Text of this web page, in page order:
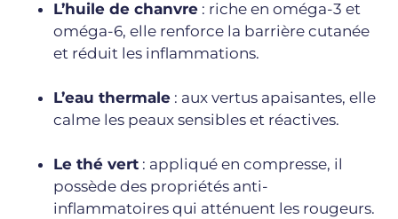
L’huile de chanvre : riche en oméga-3 et
oméga-6, elle renforce la barrière cutanée
et réduit les inflammations.
L’eau thermale : aux vertus apaisantes, elle
calme les peaux sensibles et réactives.
Le thé vert : appliqué en compresse, il
possède des propriétés anti-
inflammatoires qui atténuent les rougeurs.